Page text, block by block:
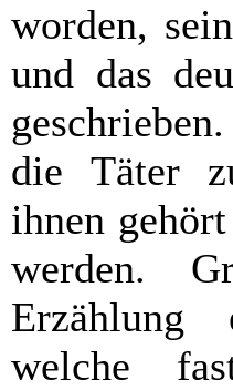
worden,
und das
die Täter
ihnen
werden.
Erzählung
welche